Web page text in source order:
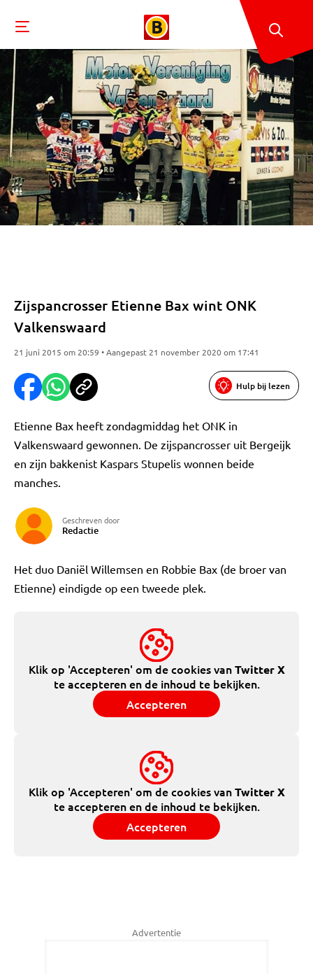
Zijspancrosser Etienne Bax wint ONK
Valkenswaard
21 juni 2015 om 20:59 • Aangepast 21 november 2020 om 17:41
Hulp bij lezen
Etienne Bax heeft zondagmiddag het ONK in
Valkenswaard gewonnen. De zijspancrosser uit Bergeijk
en zijn bakkenist Kaspars Stupelis wonnen beide
manches.
Geschreven door
Redactie
Het duo Daniël Willemsen en Robbie Bax (de broer van
Etienne) eindigde op een tweede plek.
Klik op 'Accepteren' om de cookies vanTwitter X
te accepteren en de inhoud te bekijken.
Accepteren
Klik op 'Accepteren' om de cookies vanTwitter X
te accepteren en de inhoud te bekijken.
Accepteren
Advertentie